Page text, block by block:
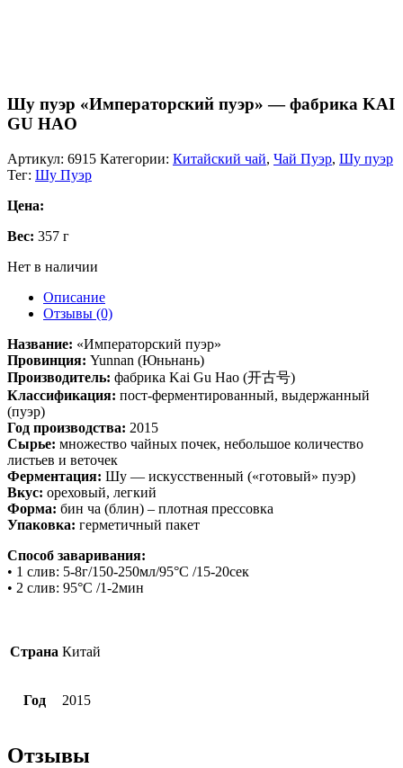
Шу пуэр «Императорский пуэр» — фабрика KAI
GU HAO
Артикул: 6915 Категории: Китайский чай, Чай Пуэр, Шу пуэр
Тег: Шу Пуэр
Цена:
Вес: 357 г
Нет в наличии
Описание
Отзывы (0)
Название: «Императорский пуэр»
Провинция: Yunnan (Юньнань)
Производитель: фабрика Kai Gu Hao (开古号)
Классификация: пост-ферментированный, выдержанный
(пуэр)
Год производства: 2015
Сырье: множество чайных почек, небольшое количество
листьев и веточек
Ферментация: Шу — искусственный («готовый» пуэр)
Вкус: ореховый, легкий
Форма: бин ча (блин) – плотная прессовка
Упаковка: герметичный пакет
Способ заваривания:
• 1 слив: 5-8г/150-250мл/95°С /15-20сек
• 2 слив: 95°С /1-2мин
Страна Китай
Год 2015
Отзывы